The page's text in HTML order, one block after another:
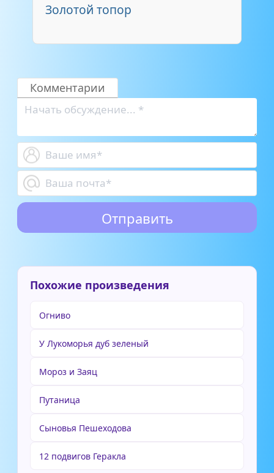
Золотой топор
Комментарии
Похожие произведения
Огниво
У Лукоморья дуб зеленый
Мороз и Заяц
Путаница
Сыновья Пешеходова
12 подвигов Геракла